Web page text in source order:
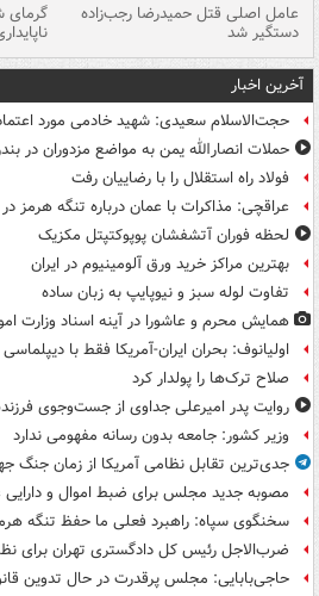
عامل اصلی قتل حمیدرضا رجب‌زاده
دستگیر شد
گرمای
آخرین اخبار
حجت‌الاسلام سعیدی: شهید خادمی مورد
حملات انصارالله یمن به مواضع مزدوران در
فولاد راه استقلال را با رضاییان رفت
عراقچی: مذاکرات با عمان درباره تنگه هرمز
لحظه فوران آتشفشان پوپوکتپتل مکزیک
بهترین مراکز خرید ورق آلومینیوم در ایران
تفاوت لوله سبز و نیوپایپ به زبان ساده
همایش محرم و عاشورا در آینه اسناد وزارت
اولیانوف: بحران ایران-آمریکا فقط با
صلاح ترک‌ها را پولدار کرد
روایت پدر امیرعلی جداوی از جست‌وجوی
وزیر کشور: جامعه بدون رسانه مفهومی ندارد
جدی‌ترین تقابل نظامی آمریکا از زمان جنگ
مصوبه جدید مجلس برای ضبط اموال و دارایی
سخنگوی سپاه: راهبرد فعلی ما حفظ تنگه
ضرب‌الاجل رئیس کل دادگستری تهران برای
حاجی‌بابایی: مجلس پرقدرت در حال تدوین